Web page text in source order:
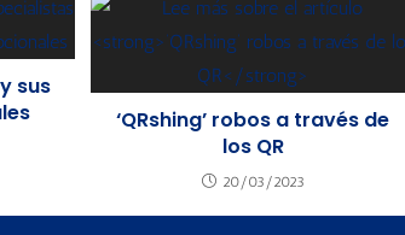
sus
‘QRshing’ robos a través de
los QR
20/03/2023